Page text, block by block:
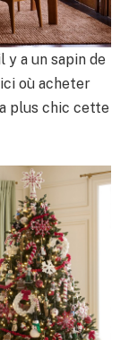
y a un sapin de
où acheter
plus chic cette